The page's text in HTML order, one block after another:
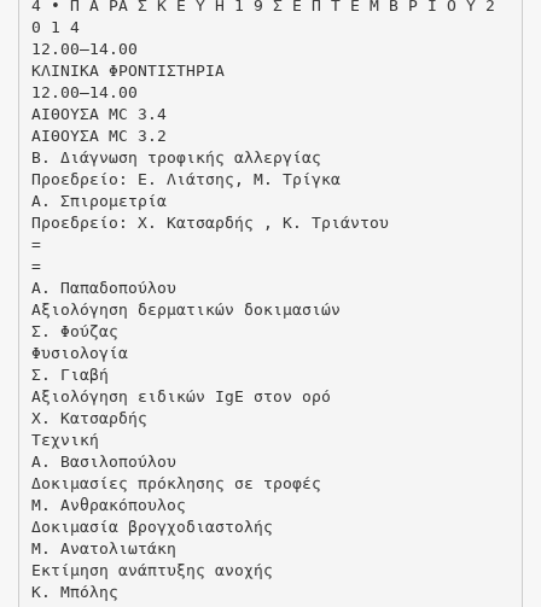
4 • Π Α ΡΑ Σ Κ Ε Υ Η 1 9 Σ Ε Π Τ Ε Μ Β Ρ Ι Ο Υ 2
0 1 4
12.00–14.00
ΚΛΙΝΙΚΑ ΦΡΟΝΤΙΣΤΗΡΙΑ
12.00–14.00
ΑΙΘΟΥΣΑ MC 3.4
ΑΙΘΟΥΣΑ MC 3.2
Β. Διάγνωση τροφικής αλλεργίας
Προεδρείο: Ε. Λιάτσης, Μ. Τρίγκα
Α. Σπιρομετρία
Προεδρείο: Χ. Κατσαρδής , Κ. Τριάντου
=
=
Α. Παπαδοπούλου
Αξιολόγηση δερματικών δοκιμασιών
Σ. Φούζας
Φυσιολογία
Σ. Γιαβή
Αξιολόγηση ειδικών IgE στον ορό
Χ. Κατσαρδής
Τεχνική
Α. Βασιλοπούλου
Δοκιμασίες πρόκλησης σε τροφές
Μ. Ανθρακόπουλος
Δοκιμασία βρογχοδιαστολής
Μ. Ανατολιωτάκη
Εκτίμηση ανάπτυξης ανοχής
Κ. Μπόλης